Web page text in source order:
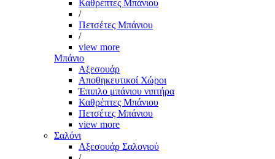
Καθρέπτες Μπάνιου
/
Πετσέτες Μπάνιου
/
view more
Μπάνιο
Αξεσουάρ
Αποθηκευτικοί Χώροι
Έπιπλο μπάνιου νιπτήρα
Καθρέπτες Μπάνιου
Πετσέτες Μπάνιου
view more
Σαλόνι
Αξεσουάρ Σαλονιού